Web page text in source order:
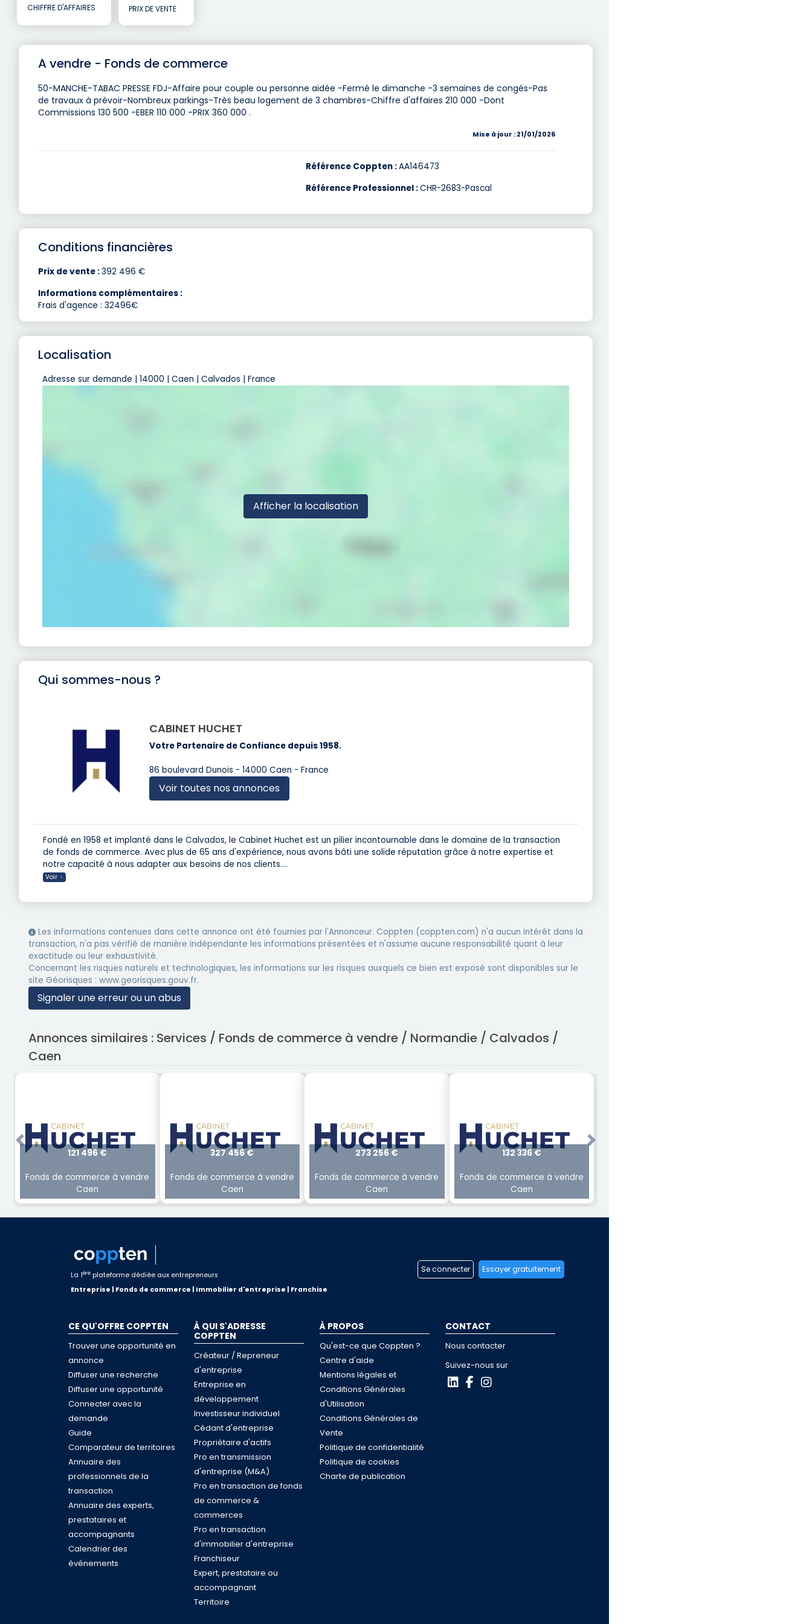
CHIFFRE D'AFFAIRES PRIX DE VENTE
A vendre - Fonds de commerce
50-MANCHE-TABAC PRESSE FDJ-Affaire pour couple ou personne aidée -Fermé le dimanche -3 semaines de congés-Pas
de travaux à prévoir-Nombreux parkings-Très beau logement de 3 chambres-Chiffre d'affaires 210 000 -Dont
Commissions 130 500 -EBER 110 000 -PRIX 360 000 .
Mise à jour : 21/01/2026
Référence Coppten :AA146473
Référence Professionnel :CHR-2683-Pascal
Conditions financières
Prix de vente :392 496 €
Informations complémentaires :
Frais d'agence : 32496€
Localisation
Adresse sur demande | 14000 | Caen | Calvados | France
Afficher la localisation
Qui sommes-nous ?
CABINET HUCHET
Votre Partenaire de Confiance depuis 1958.
86 boulevard Dunois - 14000 Caen - France
Voir toutes nos annonces
Fondé en 1958 et implanté dans le Calvados, le Cabinet Huchet est un pilier incontournable dans le domaine de la transaction
de fonds de commerce. Avec plus de 65 ans d'expérience, nous avons bâti une solide réputation grâce à notre expertise et
notre capacité à nous adapter aux besoins de nos clients....
Voir +
Les informations contenues dans cette annonce ont été fournies par l'Annonceur. Coppten (coppten.com) n'a aucun intérêt dans la
transaction, n'a pas vérifié de manière indépendante les informations présentées et n'assume aucune responsabilité quant à leur
exactitude ou leur exhaustivité.
Concernant les risques naturels et technologiques, les informations sur les risques auxquels ce bien est exposé sont disponibles sur le
site Géorisques : www.georisques.gouv.fr.
Signaler une erreur ou un abus
Annonces similaires : Services / Fonds de commerce à vendre / Normandie / Calvados /
Caen
121 496 €
Fonds de commerce à vendre
Caen
327 456 €
Fonds de commerce à vendre
Caen
273 256 €
Fonds de commerce à vendre
Caen
132 336 €
Fonds de commerce à vendre
Caen
Previous Next
La 1ère plateforme dédiée aux entrepreneurs
Entreprise | Fonds de commerce | Immobilier d'entreprise | Franchise
Se connecter Essayer gratuitement
CE QU'OFFRE COPPTEN
Trouver une opportunité en
annonce
Diffuser une recherche
Diffuser une opportunité
Connecter avec la
demande
Guide
Comparateur de territoires
Annuaire des
professionnels de la
transaction
Annuaire des experts,
prestataires et
accompagnants
Calendrier des
événements
À QUI S'ADRESSE
COPPTEN
Créateur / Repreneur
d'entreprise
Entreprise en
développement
Investisseur individuel
Cédant d'entreprise
Propriétaire d'actifs
Pro en transmission
d'entreprise (M&A)
Pro en transaction de fonds
de commerce &
commerces
Pro en transaction
d'immobilier d'entreprise
Franchiseur
Expert, prestataire ou
accompagnant
Territoire
À PROPOS
Qu'est-ce que Coppten ?
Centre d'aide
Mentions légales et
Conditions Générales
d'Utilisation
Conditions Générales de
Vente
Politique de confidentialité
Politique de cookies
Charte de publication
CONTACT
Nous contacter
Suivez-nous sur